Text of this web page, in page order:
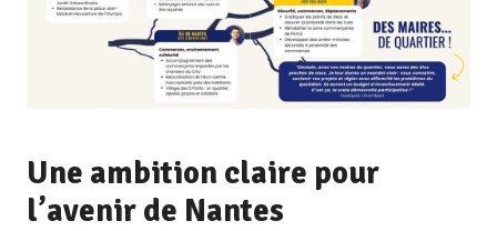
Une ambition claire pour
l’avenir de Nantes